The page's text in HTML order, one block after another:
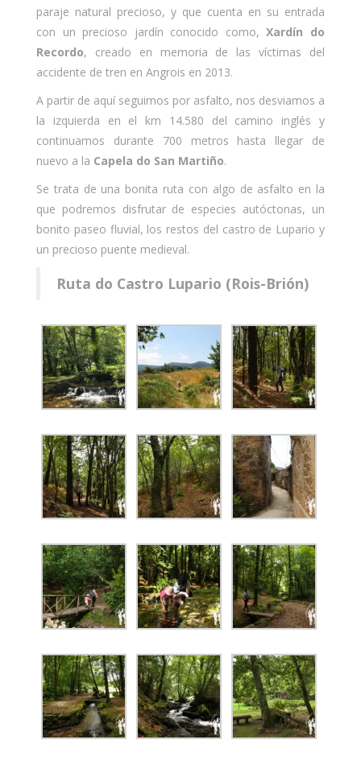
paraje natural precioso, y que cuenta en su entrada
con un precioso jardín conocido como,Xardín do
Recordo, creado en memoria de las víctimas del
accidente de tren en Angrois en 2013.
A partir de aquí seguimos por asfalto, nos desviamos a
la izquierda en el km 14.580 del camino inglés y
continuamos durante 700 metros hasta llegar de
nuevo a la Capela do San Martiño.
Se trata de una bonita ruta con algo de asfalto en la
que podremos disfrutar de especies autóctonas, un
bonito paseo fluvial, los restos del castro de Lupario y
un precioso puente medieval.
Ruta do Castro Lupario (Rois-Brión)